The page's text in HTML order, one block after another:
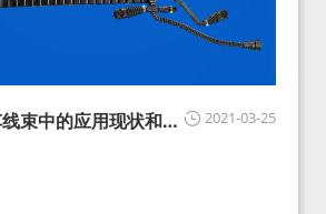
2021-03-25
束中的应用现状和展